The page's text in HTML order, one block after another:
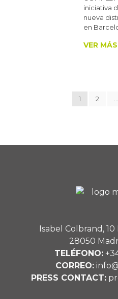
iniciativa
nueva
en
VER
1 2
Isabel Colbrand, 10
28050
TELÉFONO:
CORREO:
PRESS CONTACT: